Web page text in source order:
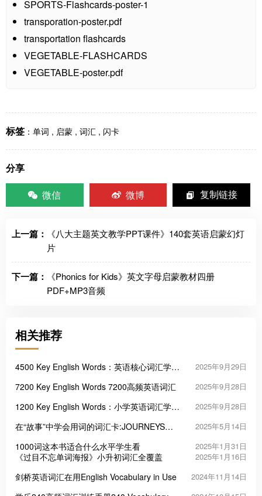
SPORTS-Flashcards-poster-1
transporation-poster.pdf
transportation flashcards
VEGETABLE-FLASHCARDS
VEGETABLE-poster.pdf
标签 ： 单词 , 启蒙 , 词汇 , 闪卡
分享
微信
微博 复制链接
上一篇：
《八大主题英文教学PPT课件》140套英语启蒙幻灯
片
下一篇：
《Phonics for Kids》英文字母启蒙教材四册
PDF+MP3音频
相关推荐
4500 Key English Words：英语核心词汇学习
2025年9月29日
7200 Key English Words 7200高频英语词汇 2025年9月28日
1200 Key English Words：小学英语词汇学习
2025年9月28日
在“故事”中学会用词的词汇卡:JOURNEYS
2025年5月14日
1000词这本书适合什么水平学生看 2025年1月31日
《过目不忘单词海报》小升初词汇全覆盖 2025年1月16日
剑桥英语词汇在用English Vocabulary in Use 2024年11月14日